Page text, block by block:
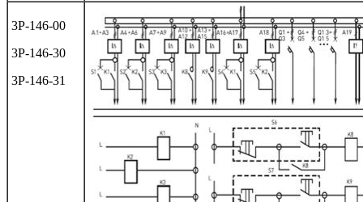
3Р-146-00
3Р-146-30
3Р-146-31